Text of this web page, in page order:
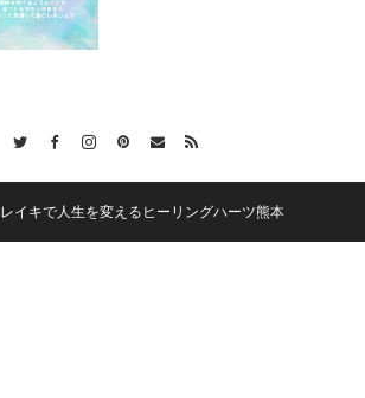
レイキで人生を変えるヒーリングハーツ熊本